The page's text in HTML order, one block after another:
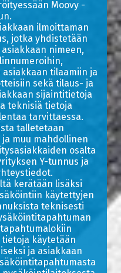
Moovy -
ilmoittaman
jotka yhdistetään
nimeen,
tilaamiin ja
sekä tilaus- ja
sijaintitietoja
teknisiä tietoja
tarvittaessa.
talletetaan
muu mahdollinen
osalta
Y-tunnus ja
kerätään lisäksi
käytettyjen
teknisesti
käytetään
ja asiakkaan